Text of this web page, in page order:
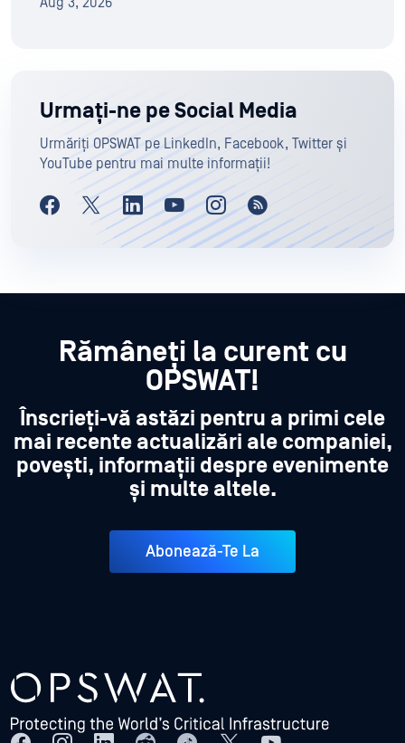
Urmați-ne pe Social Media
Urmăriți OPSWAT pe LinkedIn, Facebook, Twitter și
YouTube pentru mai multe informații!
Rămâneți la curent cu
OPSWAT!
Înscrieți-vă astăzi pentru a primi cele
mai recente actualizări ale companiei,
povești, informații despre evenimente
și multe altele.
Abonează-Te La